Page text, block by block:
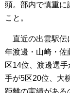
頭。部内で慎重に
こと。
直近の出雲駅伝
年渡邊・山崎・佐
区14位、渡邊選
手が5区20位、大
距離の実績があ